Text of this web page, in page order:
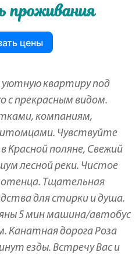
проживания
цены
квартиру под
с прекрасным видом.
компаниям,
Чувствуйте
Красной поляне, Свежий
лесной реки. Чистое
Тщательная
для стирки и душа.
5 мин машина/автобус
Канатная дорога Роза
езды. Встречу Вас и